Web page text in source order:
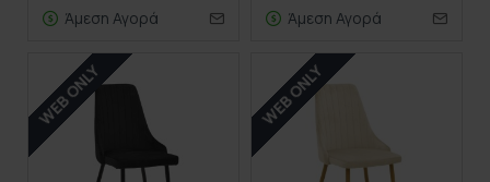
Άμεση Αγορά Άμεση Αγορά
WEB ONLY WEB ONLY